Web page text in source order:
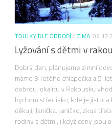
TOULKY DLE OBDOBÍ/ZIMA
Lyžování s dětmi v
Dobrý den, plánujeme zimní
máme 3-letého chlapečka a 5-
dobrou lokalitu v Rakousku
bychom středisko, kde je
děkuji, Janička. Janičko, zkus
rodiny s dětmi, i když ceny jsou